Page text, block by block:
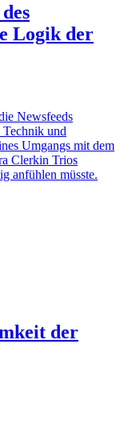
Logik der
Newsfeeds
Technik und
Umgangs mit dem
Clerkin Trios
anfühlen müsste.
der